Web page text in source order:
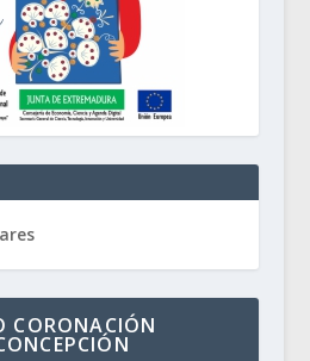
CORONACIÓN